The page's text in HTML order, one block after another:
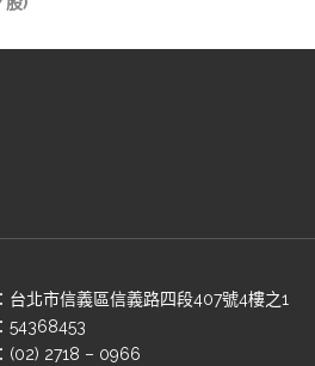
台北市信義區信義路四段407號4樓之1
54368453
(02) 2718 – 0966